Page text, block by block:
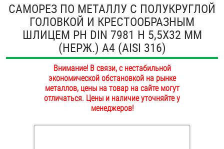
ПОКУПАТЕЛЯМ
ОПЛАТА И ДОСТАВКА
НАШИ МАГАЗИНЫ
Болты и винты
Втулки
Гайки
Дюбели
Дюймовый крепёж
САМОРЕЗ ПО МЕТАЛЛУ С ПОЛУКРУГЛОЙ
ГОЛОВКОЙ И КРЕСТООБРАЗНЫМ
ШЛИЦЕМ PH DIN 7981 H 5,5Х32 ММ
(НЕРЖ.) A4 (AISI 316)
Внимание! В связи, с нестабильной
экономической обстановкой на рынке
металлов, цены на товар на сайте могут
отличаться. Цены и наличие уточняйте у
менеджеров!